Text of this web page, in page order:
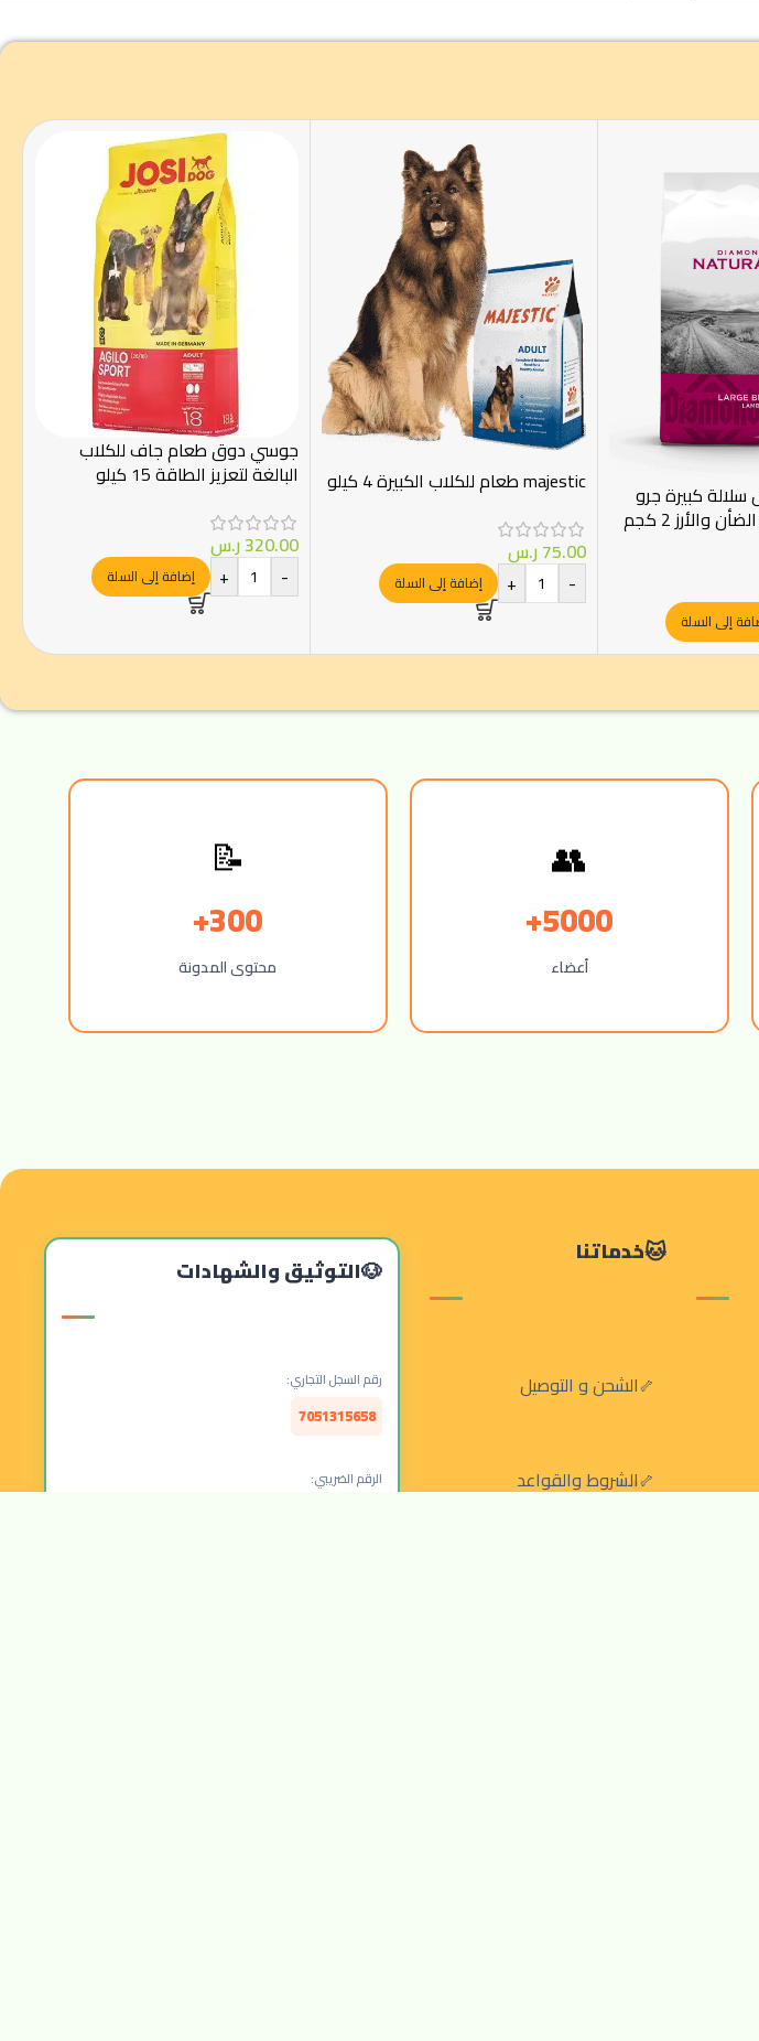
سلالة كبيرة جرو
والأرز 2 كجم
إلى السلة
majestic طعام للكلاب الكبيرة 4 كيلو
75.00ر.س
-
+ إضافة إلى السلة
جوسي دوق طعام جاف للكلاب
البالغة لتعزيز الطاقة 15 كيلو
320.00ر.س
-
+ إضافة إلى السلة
👥
5000+
أعضاء
📝
300+
محتوى المدونة
خدماتنا
الشحن و التوصيل
الشروط والقواعد
التوثيق والشهادات
رقم السجل التجاري:
7051315658
الرقم الضريبي: